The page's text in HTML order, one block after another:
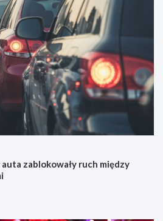
zablokowały ruch między